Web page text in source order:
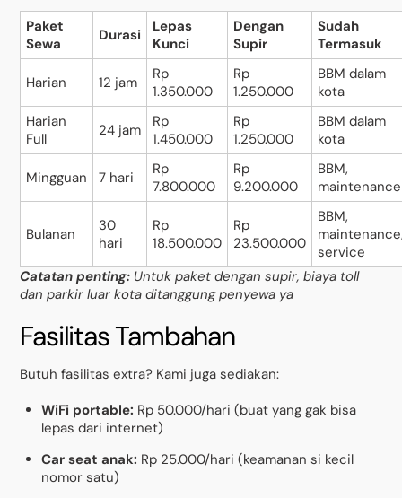
Paket
Sewa
Durasi
Lepas
Kunci
Dengan
Supir
Sudah
Termasuk
Harian 12 jam
Rp
1.350.000
Rp
1.250.000
BBM dalam
kota
Harian
Full
24 jam
Rp
1.450.000
Rp
1.250.000
BBM dalam
kota
Mingguan 7 hari
Rp
7.800.000
Rp
9.200.000
BBM,
maintenance
Bulanan
30
hari
Rp
18.500.000
Rp
23.500.000
BBM,
service
Catatan penting: Untuk paket dengan supir, biaya toll
dan parkir luar kota ditanggung penyewa ya
Fasilitas Tambahan
Butuh fasilitas extra? Kami juga sediakan:
WiFi portable: Rp 50.000/hari (buat yang gak bisa
lepas dari internet)
Car seat anak: Rp 25.000/hari (keamanan si kecil
nomor satu)